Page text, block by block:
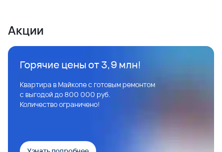
Акции
Горячие цены от 3,9 млн!
Квартира в Майкопе с готовым ремонтом
с выгодой до 800 000 руб.
Количество ограничено!